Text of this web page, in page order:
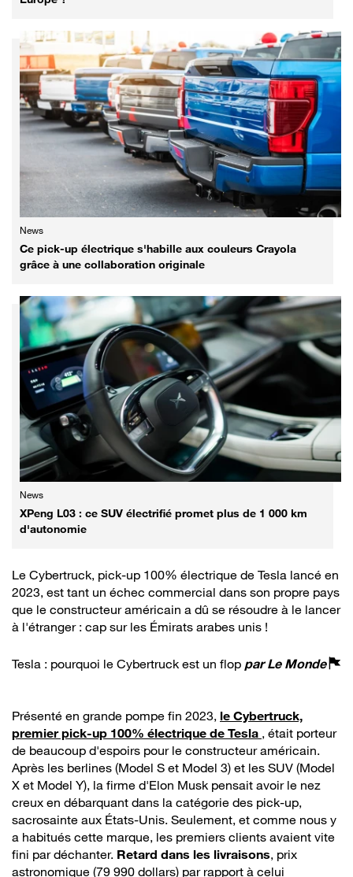
News
Ce pick-up électrique s'habille aux couleurs Crayola
grâce à une collaboration originale
News
XPeng L03 : ce SUV électrifié promet plus de 1 000 km
d'autonomie
Le Cybertruck, pick-up 100% électrique de Tesla lancé en
2023, est tant un échec commercial dans son propre pays
que le constructeur américain a dû se résoudre à le lancer
à l'étranger : cap sur les Émirats arabes unis !
Tesla : pourquoi le Cybertruck est un flop parLe Monde
Présenté en grande pompe fin 2023, le Cybertruck,
premier pick-up 100% électrique de Tesla , était porteur
de beaucoup d'espoirs pour le constructeur américain.
Après les berlines (Model S et Model 3) et les SUV (Model
X et Model Y), la firme d'Elon Musk pensait avoir le nez
creux en débarquant dans la catégorie des pick-up,
sacrosainte aux États-Unis. Seulement, et comme nous y
a habitués cette marque, les premiers clients avaient vite
fini par déchanter. Retard dans les livraisons, prix
astronomique (79 990 dollars) par rapport à celui